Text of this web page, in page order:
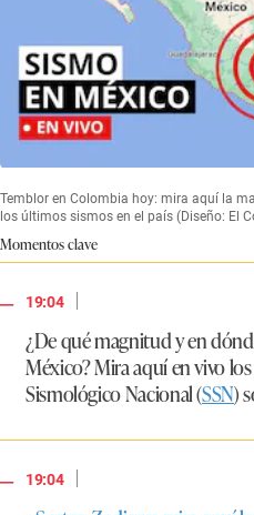
Temblor en Colombia hoy: mira aquí la
los últimos sismos en el país (Diseño: El
Momentos clave
19:04
|
¿De qué magnitud y en
México? Mira aquí en vivo
Sismológico Nacional (SSN)
19:04
|